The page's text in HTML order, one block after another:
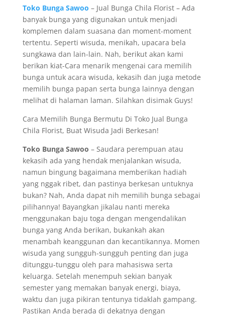
Toko Bunga Sawoo – Jual Bunga Chila Florist – Ada
banyak bunga yang digunakan untuk menjadi
komplemen dalam suasana dan moment-moment
tertentu. Seperti wisuda, menikah, upacara bela
sungkawa dan lain-lain. Nah, berikut akan kami
berikan kiat-Cara menarik mengenai cara memilih
bunga untuk acara wisuda, kekasih dan juga metode
memilih bunga papan serta bunga lainnya dengan
melihat di halaman laman. Silahkan disimak Guys!
Cara Memilih Bunga Bermutu Di Toko Jual Bunga
Chila Florist, Buat Wisuda Jadi Berkesan!
Toko Bunga Sawoo – Saudara perempuan atau
kekasih ada yang hendak menjalankan wisuda,
namun bingung bagaimana memberikan hadiah
yang nggak ribet, dan pastinya berkesan untuknya
bukan? Nah, Anda dapat nih memilih bunga sebagai
pilihannya! Bayangkan jikalau nanti mereka
menggunakan baju toga dengan mengendalikan
bunga yang Anda berikan, bukankah akan
menambah keanggunan dan kecantikannya. Momen
wisuda yang sungguh-sungguh penting dan juga
ditunggu-tunggu oleh para mahasiswa serta
keluarga. Setelah menempuh sekian banyak
semester yang memakan banyak energi, biaya,
waktu dan juga pikiran tentunya tidaklah gampang.
Pastikan Anda berada di dekatnya dengan